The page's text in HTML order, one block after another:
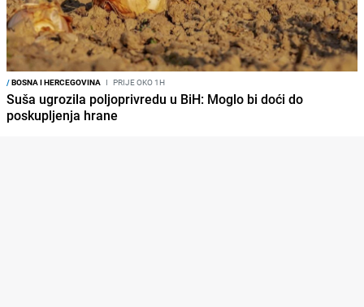
/BOSNA I HERCEGOVINA I PRIJE OKO 1H
Suša ugrozila poljoprivredu u BiH: Moglo bi doći do
poskupljenja hrane